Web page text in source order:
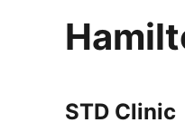
STD Clinic